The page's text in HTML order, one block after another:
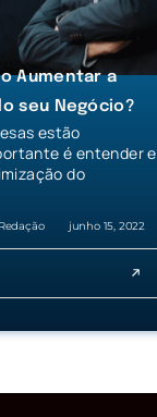
Aumentar a
seu Negócio?
estão
é entender e
do
junho 15, 2022